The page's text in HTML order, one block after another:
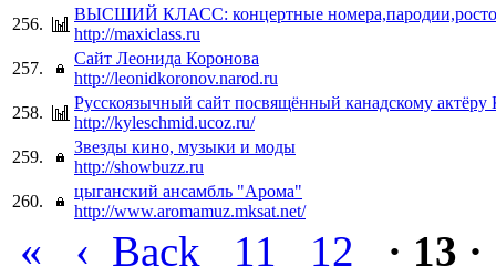
256.
ВЫСШИЙ КЛАСС: концертные
http://maxiclass.ru
257.
Сайт Леонида Коронова
http://leonidkoronov.narod.ru
258.
Русскоязычный сайт посвящённый канадскому
http://kyleschmid.ucoz.ru/
259.
Звезды кино, музыки и моды
http://showbuzz.ru
260.
цыганский ансамбль "Арома"
http://www.aromamuz.mksat.net/
« ‹ Back 11 12
· 13 ·